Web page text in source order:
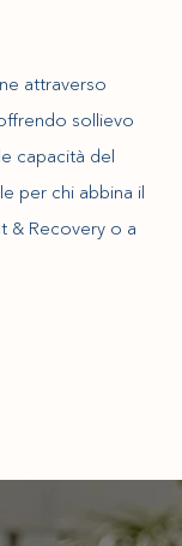
attraverso
sollievo
capacità del
per chi abbina il
& Recovery o a